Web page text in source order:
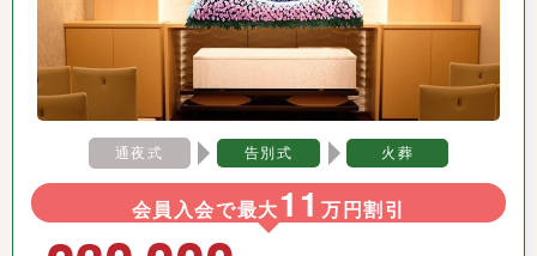
通夜式 告別式 火葬
会員入会で最大11 万円割引